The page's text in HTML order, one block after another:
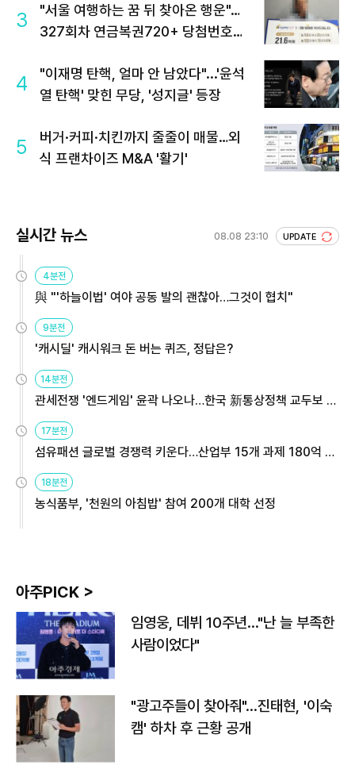
3
"서울 여행하는 꿈 뒤 찾아온 행운"…
327회차 연금복권720+ 당첨번호조
4
"이재명 탄핵, 얼마 안 남았다"...'윤석
열 탄핵' 맞힌 무당, '성지글' 등장
5
버거·커피·치킨까지 줄줄이 매물…외
식 프랜차이즈 M&A '활기'
실시간 뉴스 08.08 23:10 UPDATE
4분전
與 "'하늘이법' 여야 공동 발의 괜찮아…그것이 협치"
9분전
'캐시딜' 캐시워크 돈 버는 퀴즈, 정답은?
14분전
관세전쟁 '엔드게임' 윤곽 나오나…한국 新통상정책 교두보 활
17분전
섬유패션 글로벌 경쟁력 키운다…산업부 15개 과제 180억 지
18분전
농식품부, '천원의 아침밥' 참여 200개 대학 선정
아주PICK >
임영웅, 데뷔 10주년…"난 늘 부족한
사람이었다"
"광고주들이 찾아줘"…진태현, '이숙
캠' 하차 후 근황 공개